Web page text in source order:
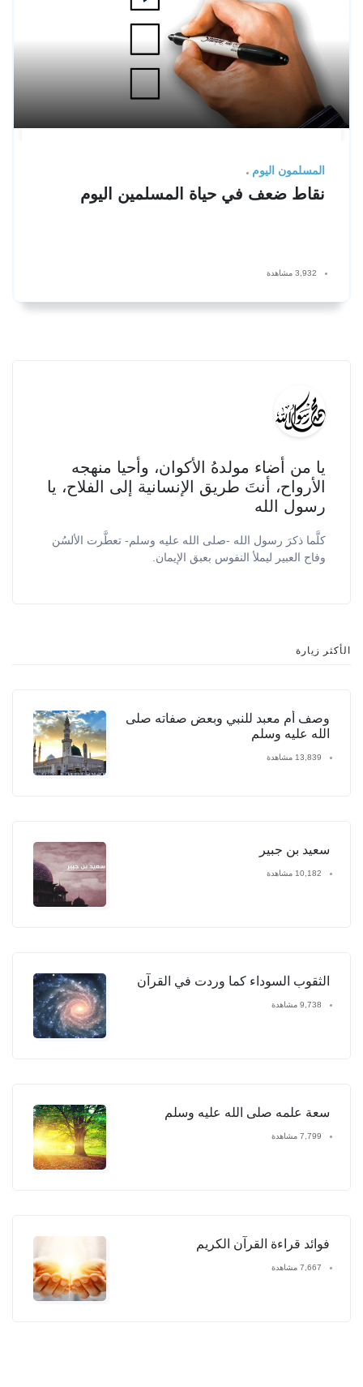
المسلمون اليوم
نقاط ضعف في حياة المسلمين اليوم
3,932 مشاهدة
يا من أضاء مولدهُ الأكوان، وأحيا منهجه
الأرواح، أنتَ طريق الإنسانية إلى الفلاح، يا
رسول الله
كلَّما ذكرَ رسول الله -صلى الله عليه وسلم- تعطَّرت الألسُن
وفاح العبير ليملأ النفوس بعبق الإيمان.
الأكثر زيارة
وصف أم معبد للنبي وبعض صفاته صلى
الله عليه وسلم
13,839 مشاهدة
سعيد بن جبير
10,182 مشاهدة
الثقوب السوداء كما وردت في القرآن
9,738 مشاهدة
سعة علمه صلى الله عليه وسلم
7,799 مشاهدة
فوائد قراءة القرآن الكريم
7,667 مشاهدة